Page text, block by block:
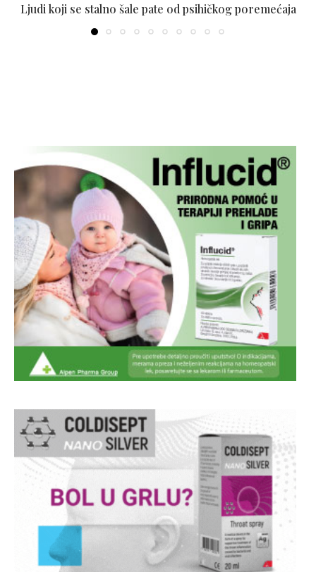
Ljudi koji se stalno šale pate od psihičkog poremećaja